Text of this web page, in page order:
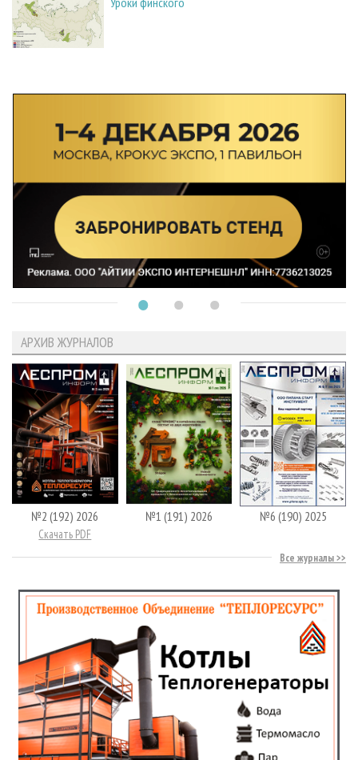
АРХИВ ЖУРНАЛОВ
№2 (192) 2026
Скачать PDF
№1 (191) 2026 №6 (190) 2025
Все журналы